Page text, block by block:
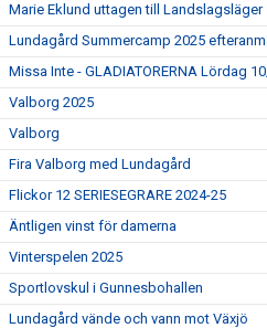
Marie Eklund uttagen till Landslagsläger
Lundagård Summercamp 2025
Missa Inte - GLADIATORERNA Lördag
Valborg 2025
Valborg
Fira Valborg med Lundagård
Flickor 12 SERIESEGRARE 2024-25
Äntligen vinst för damerna
Vinterspelen 2025
Sportlovskul i Gunnesbohallen
Lundagård vände och vann mot Växjö